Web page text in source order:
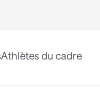
Athlètes du cadre